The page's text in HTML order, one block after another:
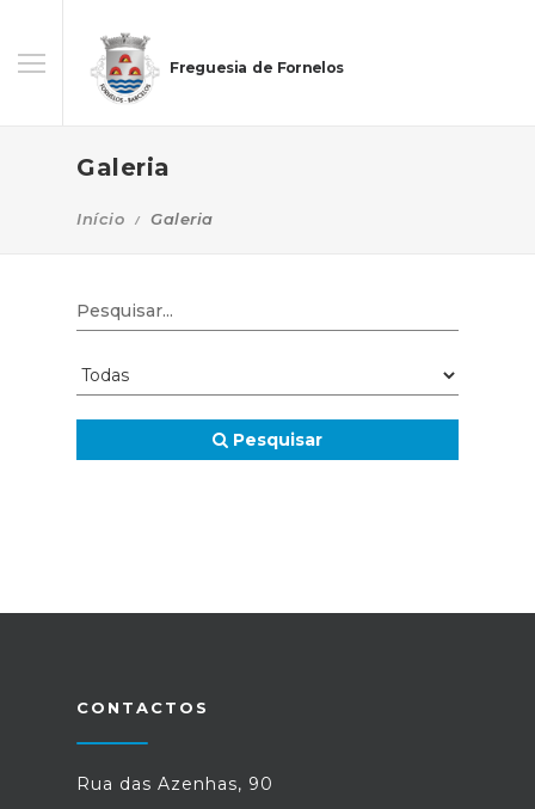
Freguesia de Fornelos
Galeria
Início Galeria
Pesquisar
CONTACTOS
Rua das Azenhas, 90